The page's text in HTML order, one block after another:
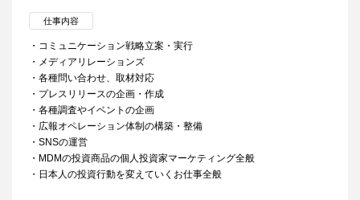
仕事内容
・コミュニケーション戦略立案・実行
・メディアリレーションズ
・各種問い合わせ、取材対応
・プレスリリースの企画・作成
・各種調査やイベントの企画
・広報オペレーション体制の構築・整備
・SNSの運営
・MDMの投資商品の個人投資家マーケティング全般
・日本人の投資行動を変えていくお仕事全般